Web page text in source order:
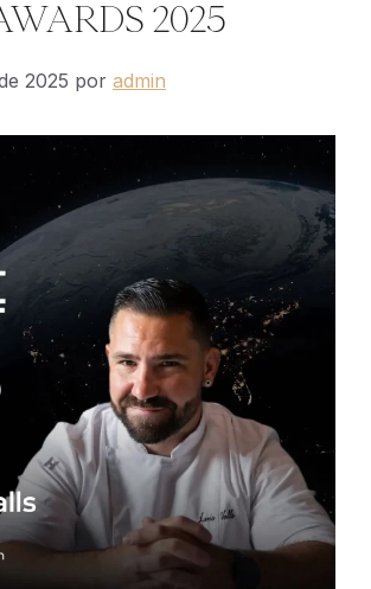
2025
2025 por admin